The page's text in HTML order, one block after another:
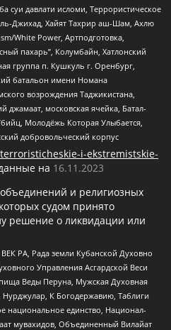
суи давлати исломи, Террористическое
Джихад, Хайят Тахрир аш-Шам, Ахлю
White Power, Артподготовка,
пахарь”, Колумбайн, Хатлонский
группа п. Кушкуль г. Оренбург,
батальон имени Номана
возрождения Таджикистана,
джамаат, московская ячейка, Батал-
Молодёжь Которая Улыбается,
добровольческий корпус
i-ekstremistskie-
на 16.11.2023
и религиозных
судом принято
решение о ликвидации или
РА, Рада земли Кубанской Духовно
Управления Асгардской Веси
Веды Перуна, Мужская Духовная
К Богодержавию, Таблиги
национальное единство, Национал-
мувахидов, Объединенный Вилайат